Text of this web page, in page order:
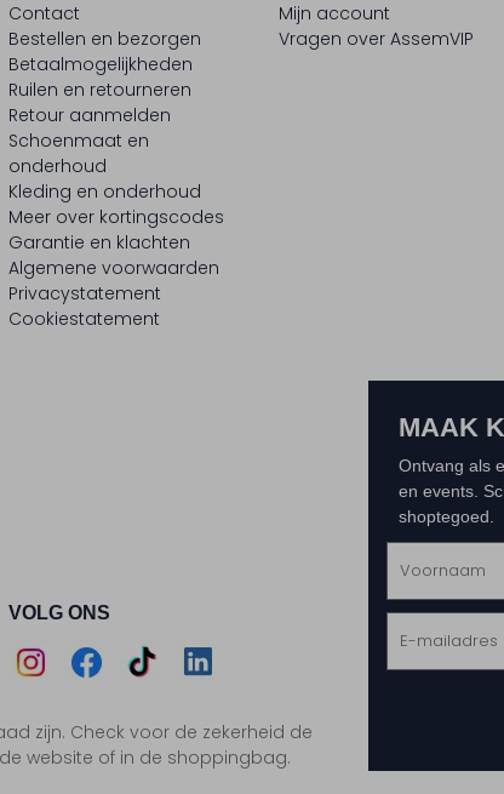
Contact
Bestellen en bezorgen
Betaalmogelijkheden
Ruilen en retourneren
Retour aanmelden
Schoenmaat en
onderhoud
Kleding en onderhoud
Meer over kortingscodes
Garantie en klachten
Algemene voorwaarden
Privacystatement
Cookiestatement
Mijn account
Vragen over AssemVIP
VOLG ONS
Instagram
Facebook
TikTokLinkedIn
zijn. Check voor de zekerheid de
website of in de shoppingbag.
MAAK
Ontvang als
en events.
shoptegoed.